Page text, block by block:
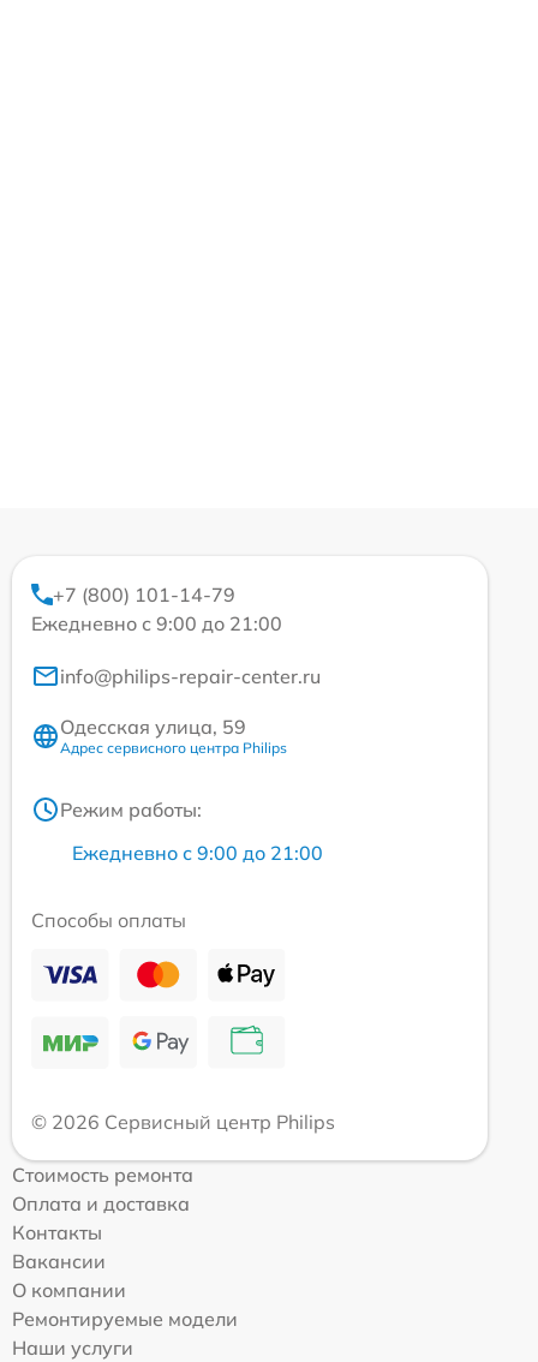
+7 (800) 101-14-79
Ежедневно с 9:00 до 21:00
info@philips-repair-center.ru
Одесская улица, 59
Адрес сервисного центра Philips
Режим работы:
Ежедневно с 9:00 до 21:00
Способы оплаты
© 2026 Сервисный центр Philips
Стоимость ремонта
Оплата и доставка
Контакты
Вакансии
О компании
Ремонтируемые модели
Наши услуги